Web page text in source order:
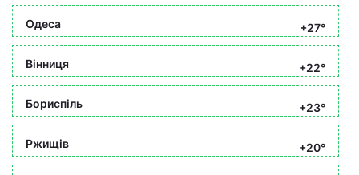
Одеса +27°
Вінниця +22°
Бориспіль +23°
Ржищів +20°